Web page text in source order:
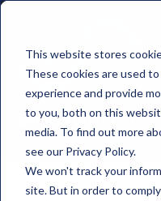
This website stores
These cookies are used
experience and provide
to you, both on this
media. To find out more
see our Privacy Policy.
We won't track your
site. But in order to